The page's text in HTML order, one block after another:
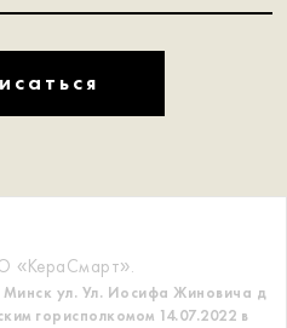
Минск ул. Ул. Иосифа Жиновича д
горисполкомом 14.07.2022 в